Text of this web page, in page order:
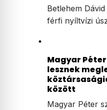
Betlehem
férfi nyíltvízi
Magyar
lesznek
között
Magyar Péter